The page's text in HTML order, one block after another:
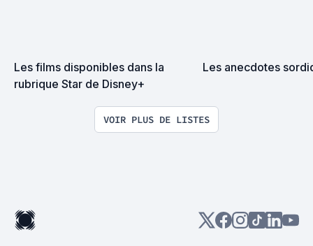
Les films disponibles dans la
rubrique Star de Disney+
Les anecdotes
VOIR PLUS DE LISTES